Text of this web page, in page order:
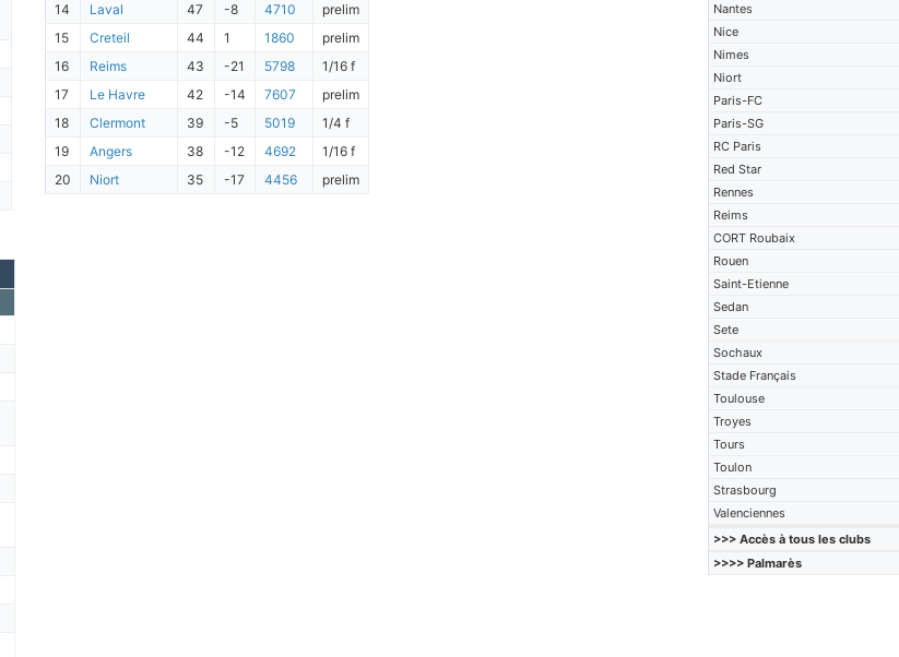
Nantes
Nice
Nimes
Niort
Paris-FC
Paris-SG
RC Paris
Red Star
Rennes
Reims
CORT Roubaix
Rouen
Saint-Etienne
Sedan
Sete
Sochaux
Stade Français
Toulouse
Troyes
Tours
Toulon
Strasbourg
Valenciennes
>>> Accès à tous les clubs
>>>> Palmarès
14
Laval 47 -8 4710
prelim
15
Creteil 44 1 1860
prelim
16
Reims 43 -21 5798
1/16 f
17
Le Havre 42 -14 7607
prelim
18
Clermont 39 -5 5019
1/4 f
19
Angers 38 -12 4692
1/16 f
20
Niort 35 -17 4456 prelim